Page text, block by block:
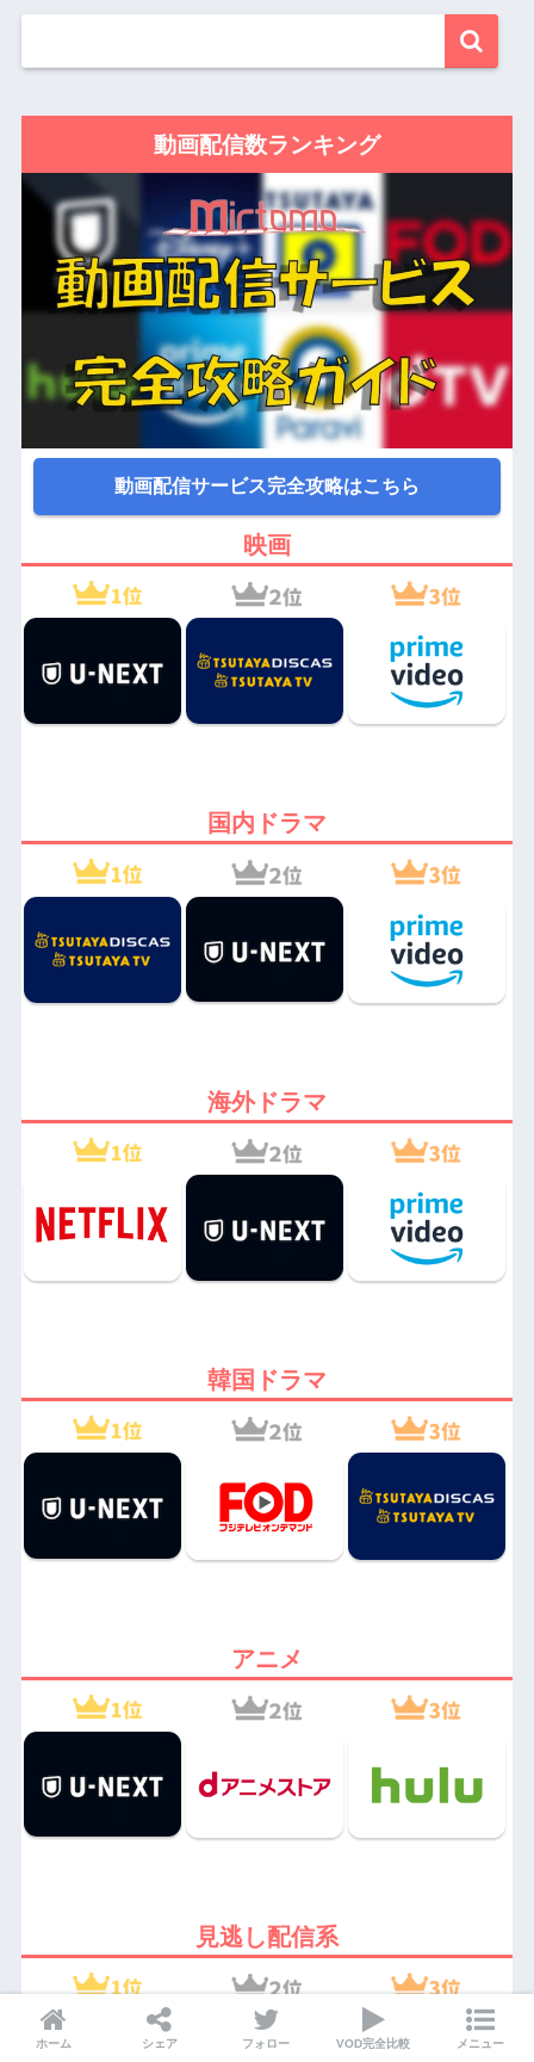
動画配信数ランキング
動画配信サービス完全攻略はこちら
映画
国内ドラマ
海外ドラマ
韓国ドラマ
アニメ
見逃し配信系
ホーム シェア フォロー VOD完全比較 メニュー